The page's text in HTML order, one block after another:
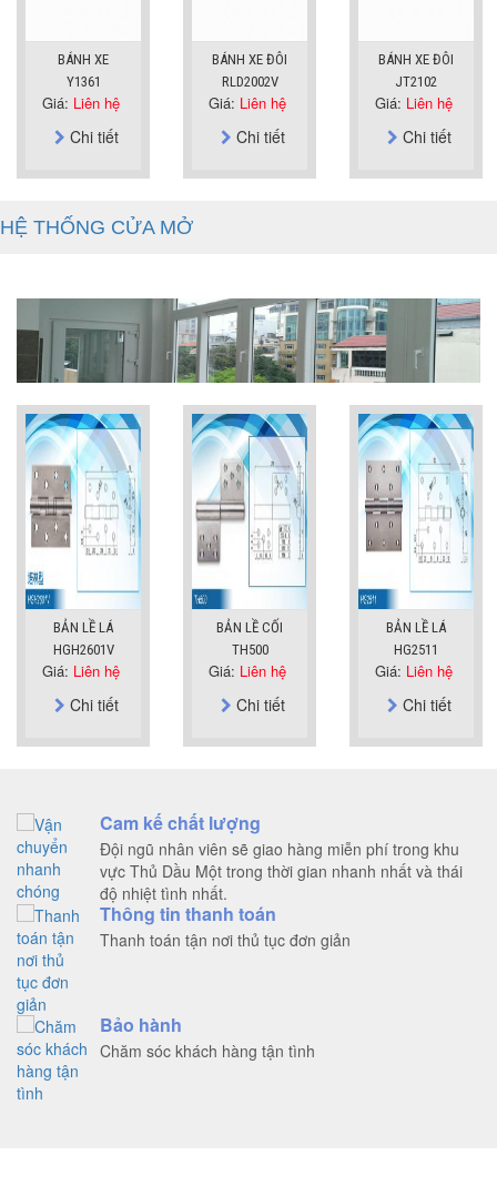
BÁNH XE
Y1361
Giá: Liên hệ
Chi tiết
BÁNH XE ĐÔI
RLD2002V
Giá: Liên hệ
Chi tiết
BÁNH XE ĐÔI
JT2102
Giá: Liên hệ
Chi tiết
HỆ THỐNG CỬA MỞ
BẢN LỀ LÁ
HGH2601V
Giá: Liên hệ
Chi tiết
BẢN LỀ CỐI
TH500
Giá: Liên hệ
Chi tiết
BẢN LỀ LÁ
HG2511
Giá: Liên hệ
Chi tiết
Cam kế chất lượng
Đội ngũ nhân viên sẽ giao hàng miễn phí trong khu
vực Thủ Dầu Một trong thời gian nhanh nhất và thái
độ nhiệt tình nhất.
Thông tin thanh toán
Thanh toán tận nơi thủ tục đơn giản
Bảo hành
Chăm sóc khách hàng tận tình